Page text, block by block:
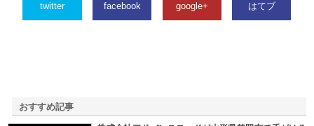
twitter facebook google+ はてブ
おすすめ記事